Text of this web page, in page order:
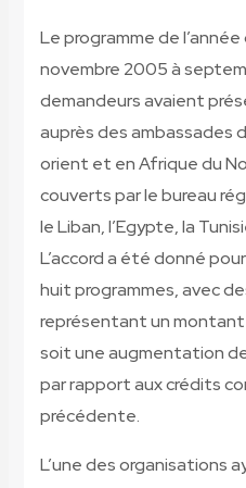
Le programme de
novembre 2005 à
demandeurs avaient
auprès des ambassades
orient et en Afrique du
couverts par le bureau
le Liban, l’Egypte, la
L’accord a été donné
huit programmes, avec
représentant un
soit une augmentation
par rapport aux crédits
précédente.
L’une des organisations